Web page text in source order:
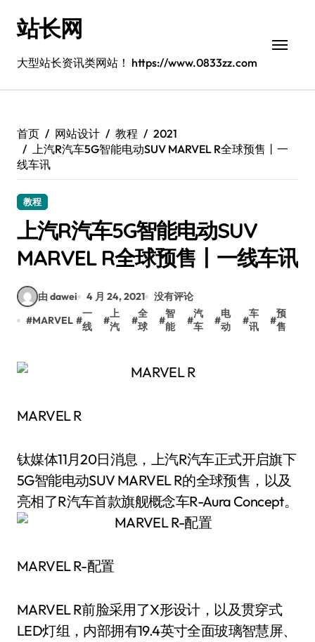
站长网
大型站长资讯类网站！ https://www.0833zz.com
首页 网站设计 教程
2021
上汽R汽车5G智能电动SUV MARVEL R全球预售丨一
线车讯
教程
上汽R汽车5G智能电动SUV
MARVEL R全球预售丨一线车讯
由 dawei 4 月 24, 2021
没有评论
#MARVEL #
一
线
#
上
汽
#
全
球
#
智
能
#
汽
车
#
电
动
#
车
讯
#
预
售
MARVEL R
钛媒体11月20日消息，上汽R汽车正式开启旗下
5G智能电动SUV MARVEL R的全球预售，以及
亮相了R汽车首款旗舰概念车R-Aura Concept。
MARVEL R-配置
MARVEL R前脸采用了X形设计，以及贯穿式
LED灯组，内部拥有19.4英寸全面玻璃智慧屏、